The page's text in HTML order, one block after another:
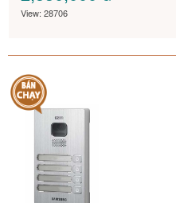
View: 28706